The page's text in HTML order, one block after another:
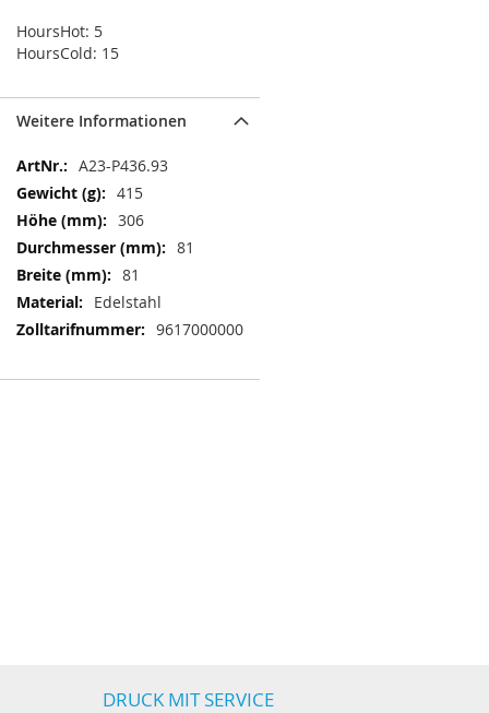
HoursHot: 5
HoursCold: 15
Weitere Informationen
Weitere
Informationen
A23-P436.93
415
306
81
81
Edelstahl
9617000000
DRUCK MIT SERVICE